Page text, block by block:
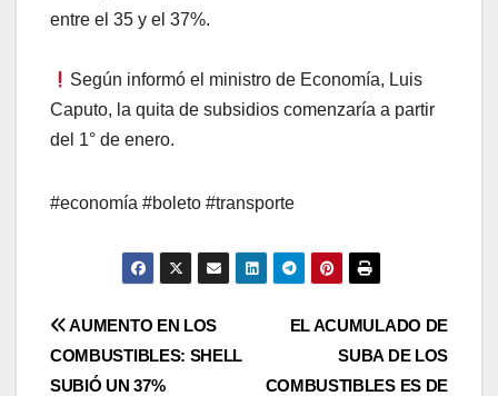
entre el 35 y el 37%.
Según informó el ministro de Economía, Luis
Caputo, la quita de subsidios comenzaría a partir
del 1° de enero.
#economía #boleto #transporte
Post
navigation
EL ACUMULADO DE
SUBA DE LOS
COMBUSTIBLES ES DE
AUMENTO EN LOS
COMBUSTIBLES: SHELL
SUBIÓ UN 37%